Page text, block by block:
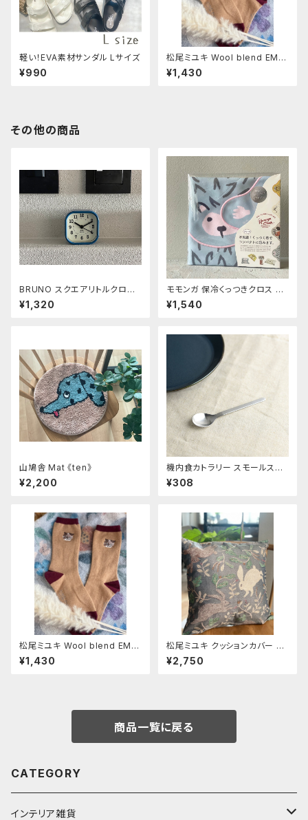
軽い！EVA素材サンダル Lサイズ
¥990
松尾ミユキ Wool blend EM
B'D-cat《Mugi》
¥1,430
その他の商品
BRUNO スクエアリトルクロッ
ク ブルー
¥1,320
モモンガ 保冷くっつきクロス ハ
リネズミ
¥1,540
山鳩舎 Mat 《ten》
¥2,200
機内食カトラリー スモールスプ
ーン
¥308
松尾ミユキ Wool blend EM
B'D-cat《Mugi》
¥1,430
松尾ミユキ クッションカバー 【T
hree Rabbit】
¥2,750
商品一覧に戻る
CATEGORY
インテリア雑貨